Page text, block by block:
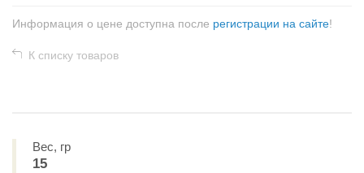
Информация о цене доступна после регистрации на сайте!
К списку товаров
Вес, гр
15